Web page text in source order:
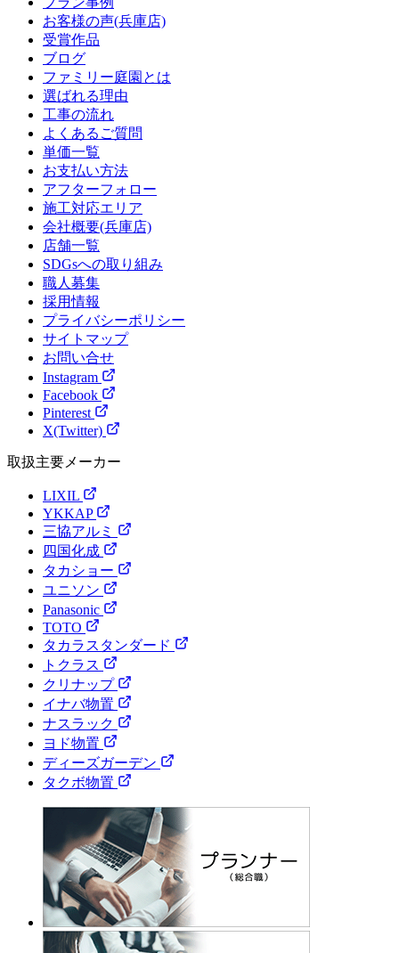
お客様の声(兵庫店)
受賞作品
ブログ
ファミリー庭園とは
選ばれる理由
工事の流れ
よくあるご質問
単価一覧
お支払い方法
アフターフォロー
施工対応エリア
会社概要(兵庫店)
店舗一覧
SDGsへの取り組み
職人募集
採用情報
プライバシーポリシー
サイトマップ
お問い合せ
Instagram
Facebook
Pinterest
X(Twitter)
取扱主要メーカー
LIXIL
YKKAP
三協アルミ
四国化成
タカショー
ユニソン
Panasonic
TOTO
タカラスタンダード
トクラス
クリナップ
イナバ物置
ナスラック
ヨド物置
ディーズガーデン
タクボ物置